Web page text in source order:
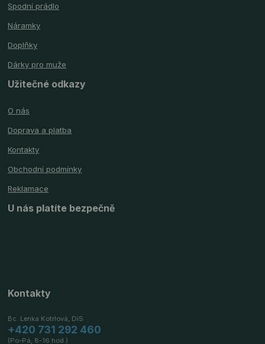
Spodní prádlo
Náramky
Doplňky
Dárky pro muže
Užitečné odkazy
O nás
Doprava a platba
Kontakty
Obchodní podmínky
Reklamace
U nás platíte bezpečně
Kontakty
Bc. Lenka Kotrlová, DiS
+420 731 292 460
(Po-Pá, 8-16 hod.)